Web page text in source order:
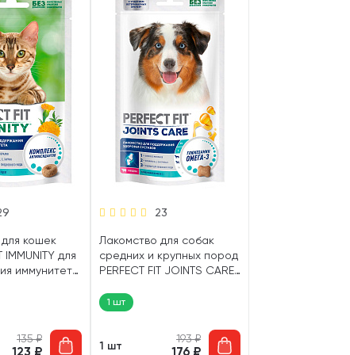
кошек
IMMUNITY для
иммунитета
гр (1 шт)
135₽
123 ₽
23
Лакомство для собак
средних и крупных пород
PERFECT FIT JOINTS CARE
говядина, глюкозамин,
омега-3 130 гр (1 шт)
1 шт
1 шт
193₽
176 ₽